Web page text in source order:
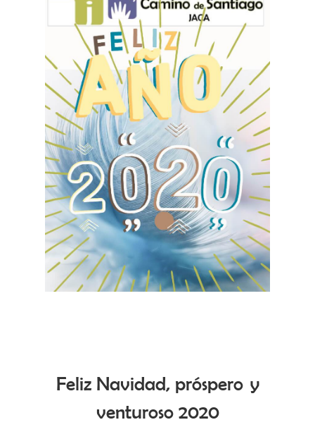
Feliz Navidad, próspero y
venturoso 2020